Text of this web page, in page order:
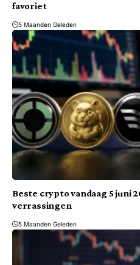
favoriet
5 Maanden Geleden
Beste crypto vandaag 5 juni
verrassingen
5 Maanden Geleden